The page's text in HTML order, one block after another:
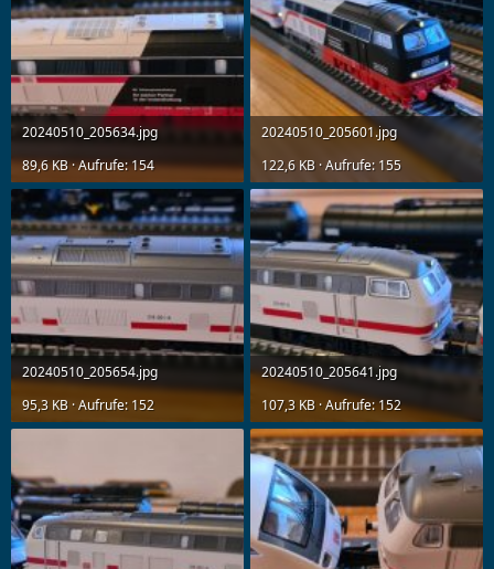
20240510_205634.jpg
89,6 KB · Aufrufe: 154
20240510_205601.jpg
122,6 KB · Aufrufe: 155
20240510_205654.jpg
95,3 KB · Aufrufe: 152
20240510_205641.jpg
107,3 KB · Aufrufe: 152